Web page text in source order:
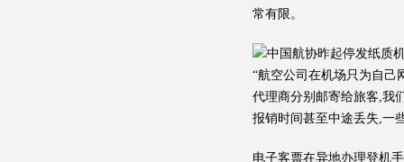
常有限。
“航空公司在机场只为自己
代理商分别邮寄给旅客,我
报销时间甚至中途丢失,一
电子客票在异地办理登机